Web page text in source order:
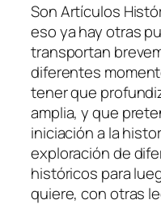
Son Artículos
eso ya hay otras
transportan
diferentes
tener que
amplia, y que
iniciación a la
exploración de
históricos para
quiere, con otras